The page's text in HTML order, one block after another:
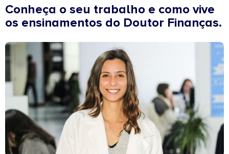
Conheça o seu trabalho e como vive
os ensinamentos do Doutor Finanças.